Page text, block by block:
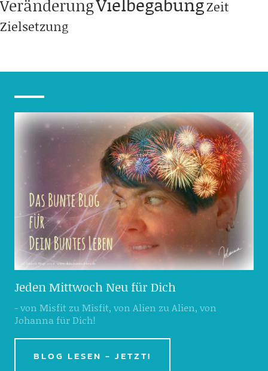
Veränderung
Zeit
Zielsetzung
Jeden Mittwoch Neu für Dich
- von Misfit zu Misfit, von Alien zu Alien, von
Johanna für Dich!
BLOG LESEN - JETZT!